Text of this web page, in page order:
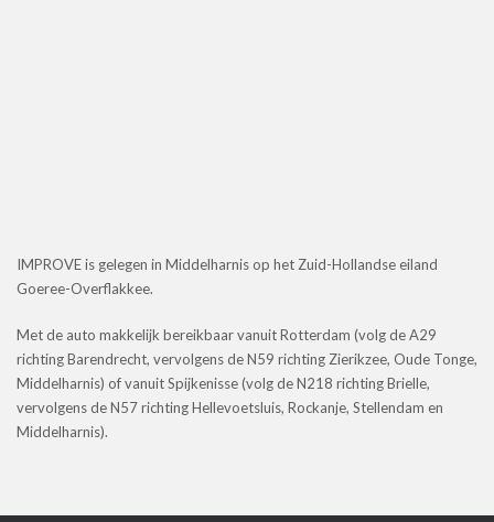
IMPROVE is gelegen in Middelharnis op het Zuid-Hollandse eiland
Goeree-Overflakkee.
Met de auto makkelijk bereikbaar vanuit Rotterdam (volg de A29
richting Barendrecht, vervolgens de N59 richting Zierikzee, Oude Tonge,
Middelharnis) of vanuit Spijkenisse (volg de N218 richting Brielle,
vervolgens de N57 richting Hellevoetsluis, Rockanje, Stellendam en
Middelharnis).